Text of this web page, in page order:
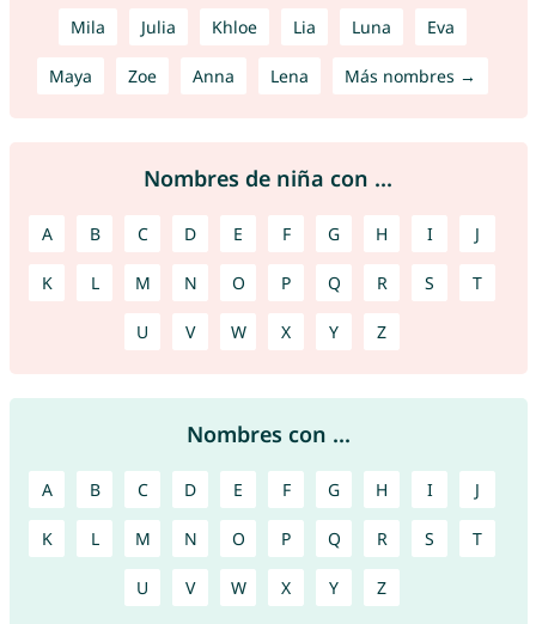
Mila Julia Khloe Lia Luna Eva
Maya Zoe Anna Lena Más nombres →
Nombres de niña con ...
A B C D E F G H I J
K L M N O P Q R S T
U V W X Y Z
Nombres con ...
A B C D E F G H I J
K L M N O P Q R S T
U V W X Y Z